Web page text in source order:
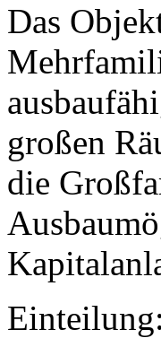
Das
großen
die
Einteilung: